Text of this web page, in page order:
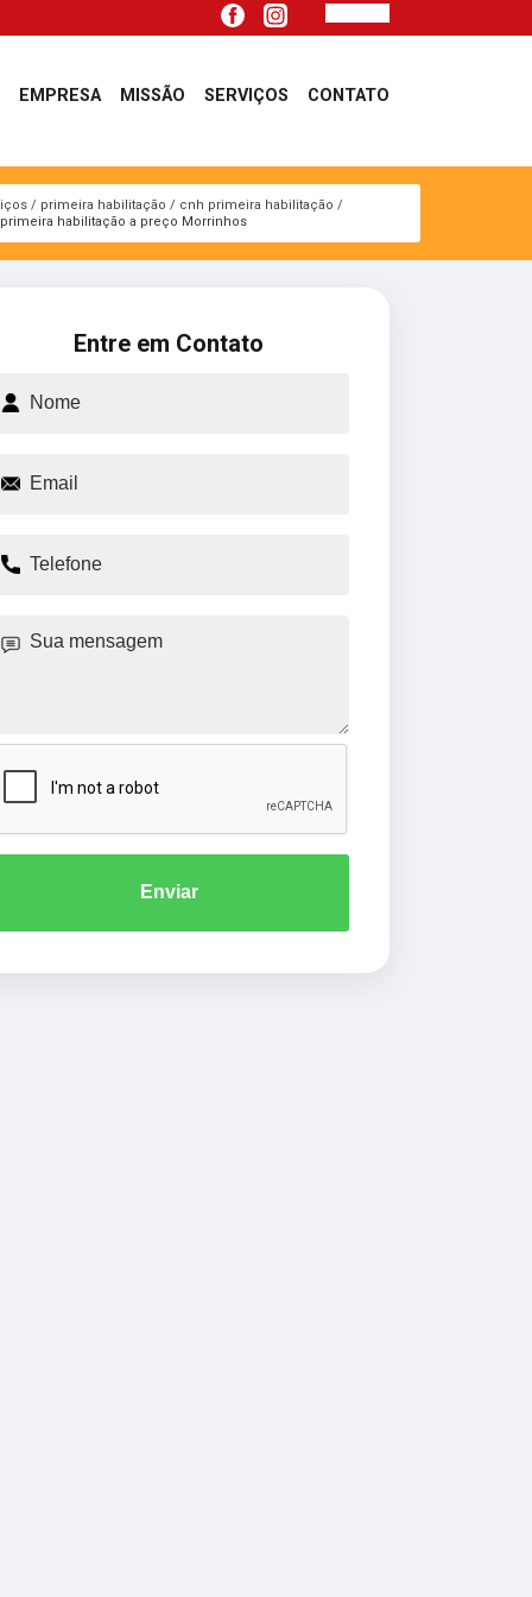
EMPRESA MISSÃO SERVIÇOS CONTATO
primeira habilitação
cnh primeira habilitação
primeira habilitação a preço Morrinhos
Entre em Contato
Enviar